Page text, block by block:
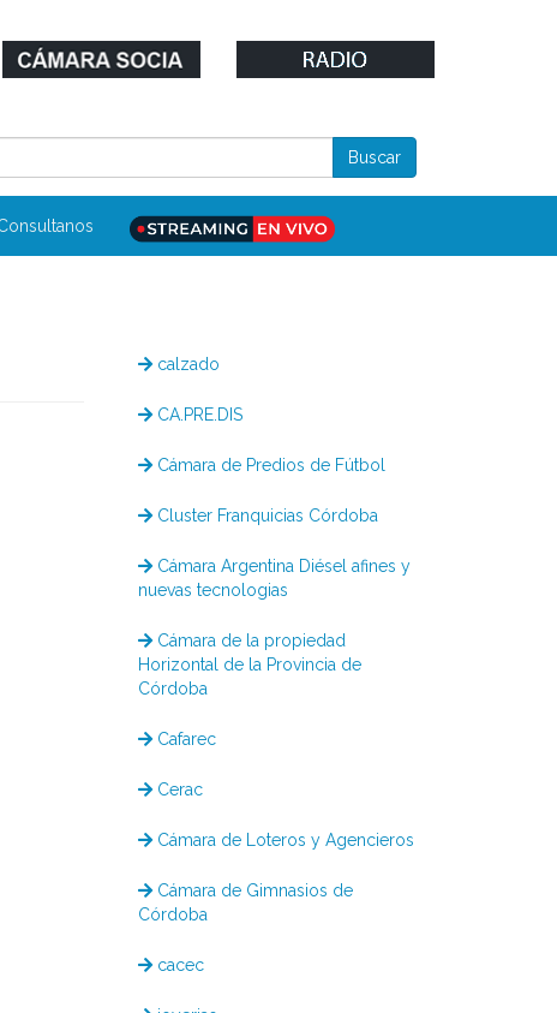
calzado
CA.PRE.DIS
Cámara de Predios de Fútbol
Cluster Franquicias Córdoba
Cámara Argentina Diésel afines y
nuevas tecnologias
Cámara de la propiedad
Horizontal de la Provincia de
Córdoba
Cafarec
Cerac
Cámara de Loteros y Agencieros
Cámara de Gimnasios de
Córdoba
cacec